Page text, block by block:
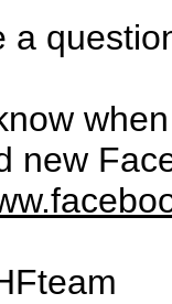
a
new